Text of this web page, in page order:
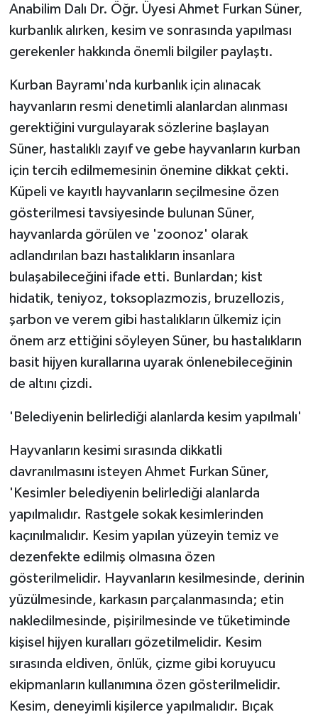
Anabilim Dalı Dr. Öğr. Üyesi Ahmet Furkan Süner,
kurbanlık alırken, kesim ve sonrasında yapılması
gerekenler hakkında önemli bilgiler paylaştı.
Kurban Bayramı'nda kurbanlık için alınacak
hayvanların resmi denetimli alanlardan alınması
gerektiğini vurgulayarak sözlerine başlayan
Süner, hastalıklı zayıf ve gebe hayvanların kurban
için tercih edilmemesinin önemine dikkat çekti.
Küpeli ve kayıtlı hayvanların seçilmesine özen
gösterilmesi tavsiyesinde bulunan Süner,
hayvanlarda görülen ve 'zoonoz' olarak
adlandırılan bazı hastalıkların insanlara
bulaşabileceğini ifade etti. Bunlardan; kist
hidatik, teniyoz, toksoplazmozis, bruzellozis,
şarbon ve verem gibi hastalıkların ülkemiz için
önem arz ettiğini söyleyen Süner, bu hastalıkların
basit hijyen kurallarına uyarak önlenebileceğinin
de altını çizdi.
'Belediyenin belirlediği alanlarda kesim yapılmalı'
Hayvanların kesimi sırasında dikkatli
davranılmasını isteyen Ahmet Furkan Süner,
'Kesimler belediyenin belirlediği alanlarda
yapılmalıdır. Rastgele sokak kesimlerinden
kaçınılmalıdır. Kesim yapılan yüzeyin temiz ve
dezenfekte edilmiş olmasına özen
gösterilmelidir. Hayvanların kesilmesinde, derinin
yüzülmesinde, karkasın parçalanmasında; etin
nakledilmesinde, pişirilmesinde ve tüketiminde
kişisel hijyen kuralları gözetilmelidir. Kesim
sırasında eldiven, önlük, çizme gibi koruyucu
ekipmanların kullanımına özen gösterilmelidir.
Kesim, deneyimli kişilerce yapılmalıdır. Bıçak